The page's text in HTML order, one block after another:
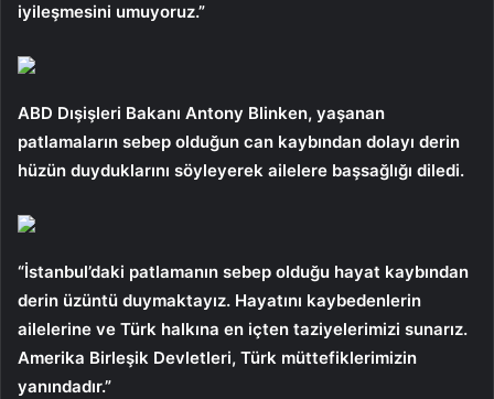
iyileşmesini umuyoruz.”
ABD Dışişleri Bakanı Antony Blinken, yaşanan
patlamaların sebep olduğun can kaybından dolayı derin
hüzün duyduklarını söyleyerek ailelere başsağlığı diledi.
“İstanbul’daki patlamanın sebep olduğu hayat kaybından
derin üzüntü duymaktayız. Hayatını kaybedenlerin
ailelerine ve Türk halkına en içten taziyelerimizi sunarız.
Amerika Birleşik Devletleri, Türk müttefiklerimizin
yanındadır.”